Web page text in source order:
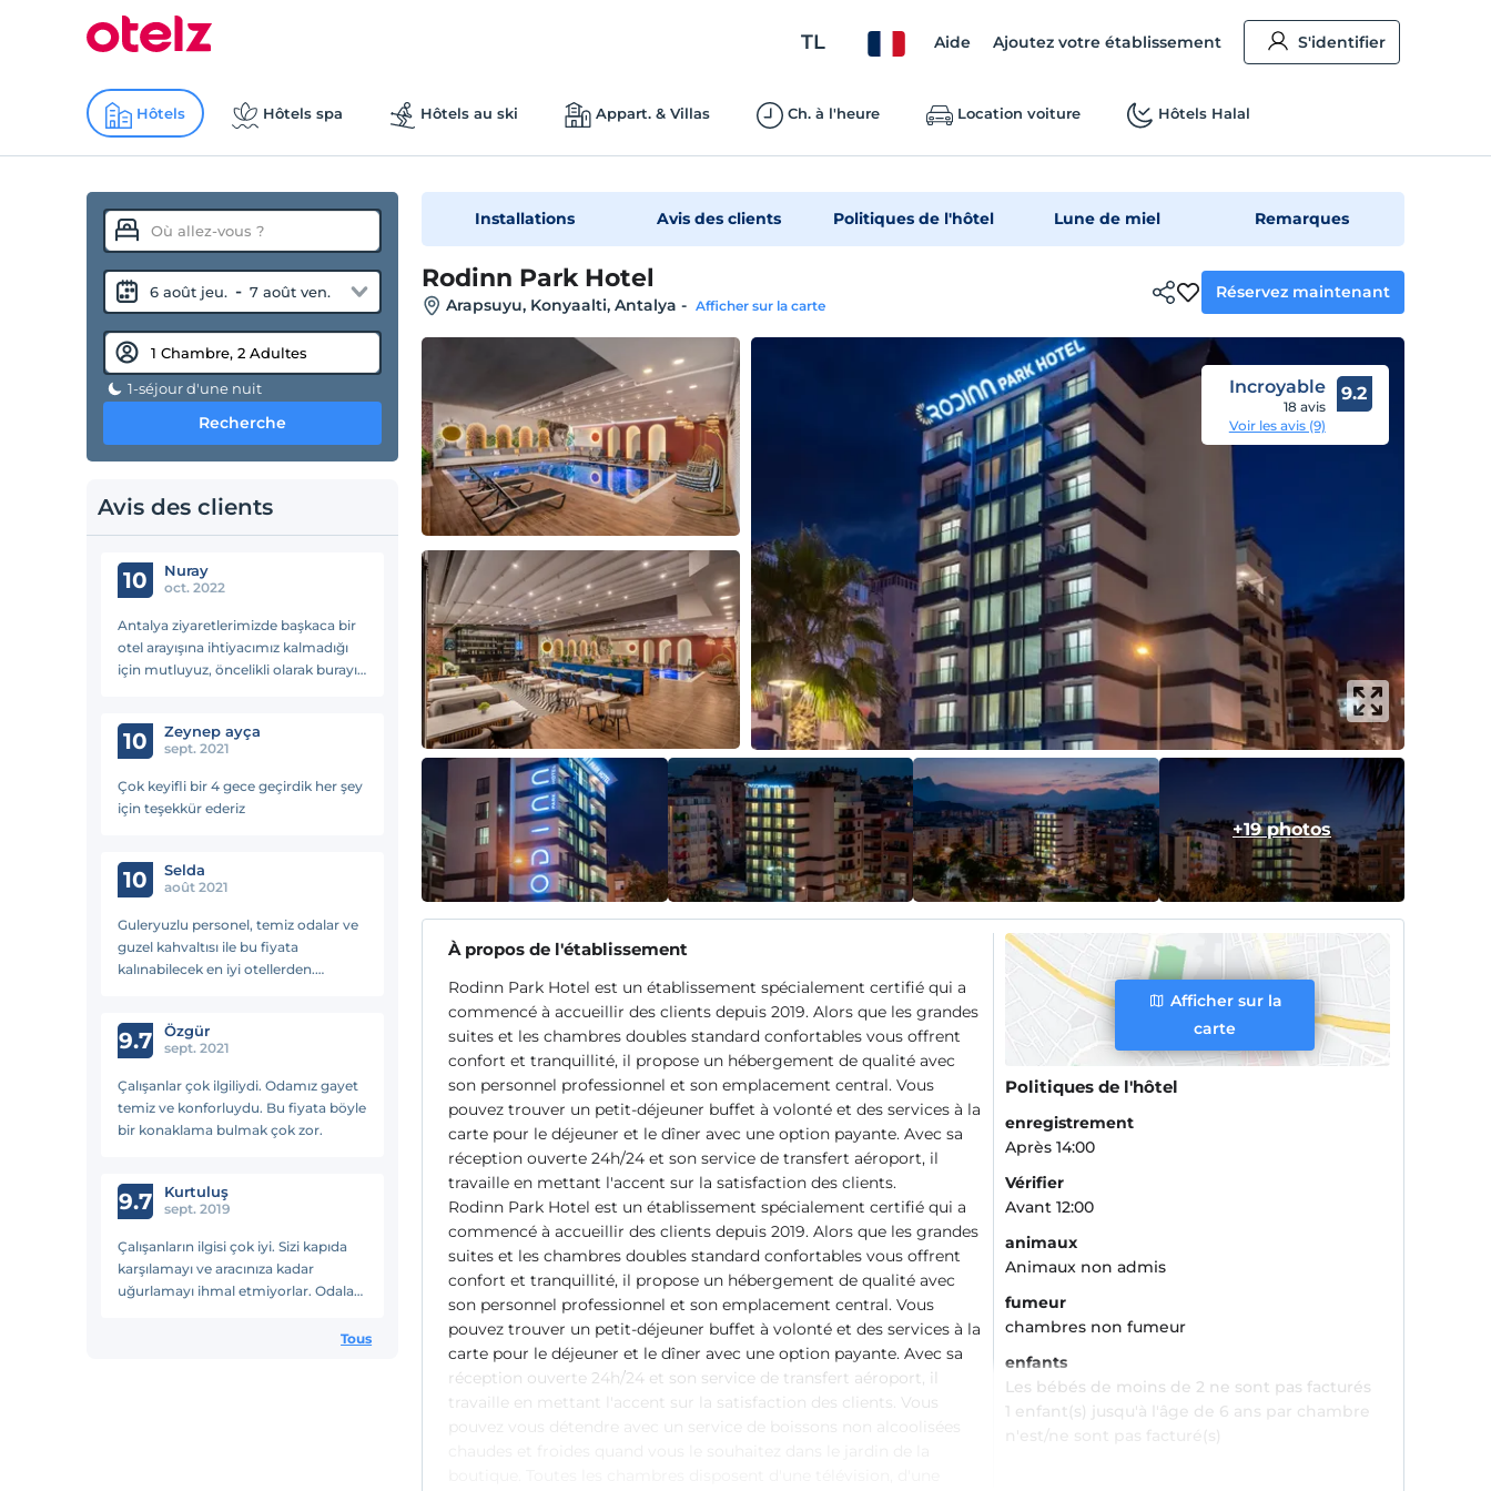
TL Aide Ajoutez votre établissement S'identifier
Hôtels Hôtels spa Hôtels au ski Appart. & Villas Ch. à l'heure Location voiture Hôtels Halal
6 août jeu. - 7 août ven.
1-séjour d'une nuit
Recherche
Avis des clients
10 Nuray
oct. 2022
Antalya ziyaretlerimizde başkaca bir
otel arayışına ihtiyacımız kalmadığı
için mutluyuz, öncelikli olarak burayı
harikaydı.
10 Zeynep ayça
sept. 2021
Çok keyifli bir 4 gece geçirdik her şey
için teşekkür ederiz
10 Selda
août 2021
Guleryuzlu personel, temiz odalar ve
guzel kahvaltısı ile bu fiyata
kalınabilecek en iyi otellerden.
9.7 Özgür
sept. 2021
Çalışanlar çok ilgiliydi. Odamız gayet
temiz ve konforluydu. Bu fiyata böyle
bir konaklama bulmak çok zor.
9.7 Kurtuluş
sept. 2019
Çalışanların ilgisi çok iyi. Sizi kapıda
karşılamayı ve aracınıza kadar
uğurlamayı ihmal etmiyorlar. Odalar
yeterli. Ulaşım konusunda her hangiTous
Installations Avis des clients Politiques de l'hôtel Lune de miel Remarques
Rodinn Park Hotel
Arapsuyu, Konyaalti, Antalya - Afficher sur la carte
Réservez maintenant
Incroyable
18 avis
Voir les avis (9)
9.2
+19 photos
À propos de l'établissement
Rodinn Park Hotel est un établissement spécialement certifié qui a
commencé à accueillir des clients depuis 2019. Alors que les grandes
suites et les chambres doubles standard confortables vous offrent
confort et tranquillité, il propose un hébergement de qualité avec
son personnel professionnel et son emplacement central. Vous
pouvez trouver un petit-déjeuner buffet à volonté et des services à la
carte pour le déjeuner et le dîner avec une option payante. Avec sa
réception ouverte 24h/24 et son service de transfert aéroport, il
travaille en mettant l'accent sur la satisfaction des clients.
Rodinn Park Hotel est un établissement spécialement certifié qui a
commencé à accueillir des clients depuis 2019. Alors que les grandes
suites et les chambres doubles standard confortables vous offrent
confort et tranquillité, il propose un hébergement de qualité avec
son personnel professionnel et son emplacement central. Vous
pouvez trouver un petit-déjeuner buffet à volonté et des services à la
carte pour le déjeuner et le dîner avec une option payante. Avec sa
réception ouverte 24h/24 et son service de transfert aéroport, il
travaille en mettant l'accent sur la satisfaction des clients. Vous
pouvez vous détendre avec un service de boissons non alcoolisées
Afficher sur la
carte
Politiques de l'hôtel
enregistrement
Après 14:00
Vérifier
Avant 12:00
animaux
Animaux non admis
fumeur
chambres non fumeur
enfants
Les bébés de moins de 2 ne sont pas facturés
1 enfant(s) jusqu'à l'âge de 6 ans par chambre
n'est/ne sont pas facturé(s)